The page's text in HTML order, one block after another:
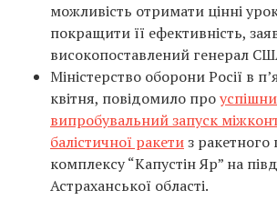
можливість отримати цінні
покращити її ефективність,
високопоставлений генерал
Міністерство оборони Росії в
квітня, повідомило про
випробувальний запуск
балістичної ракетиз ракетного
комплексу “Капустін Яр” на
Астраханської області.